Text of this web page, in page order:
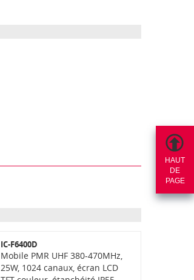
HAUT
DE
PAGE
IC-F6400D
Mobile PMR UHF 380-470MHz,
25W, 1024 canaux, écran LCD